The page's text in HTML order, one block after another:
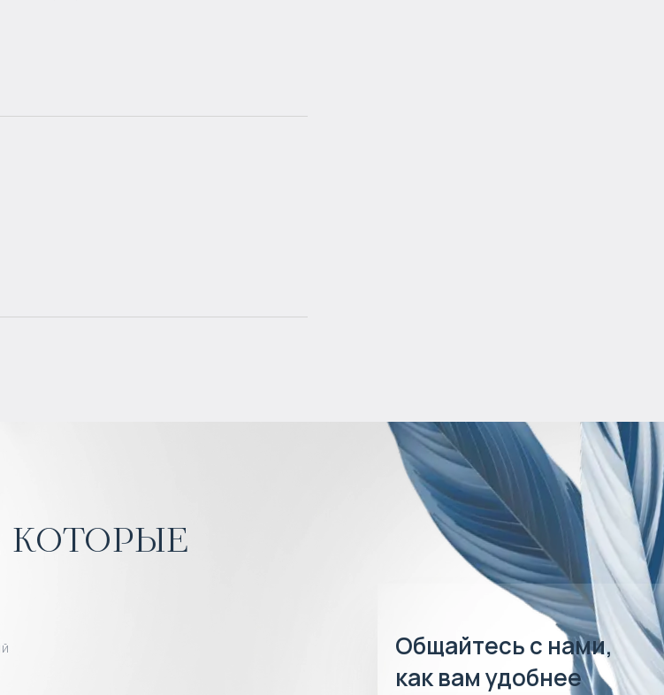
которые
Общайтесь с нами,
как вам удобнее